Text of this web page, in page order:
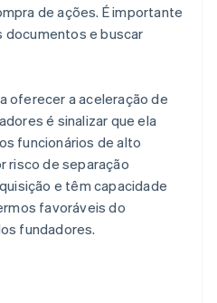
de ações. É importante
documentos e buscar
oferecer a aceleração de
é sinalizar que ela
funcionários de alto
risco de separação
e têm capacidade
favoráveis do
fundadores.